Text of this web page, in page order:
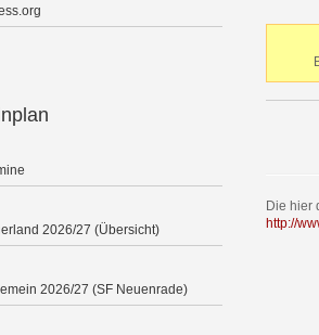
2026/27 (Übersicht)
2026/27 (SF Neuenrade)
Die hier
http://